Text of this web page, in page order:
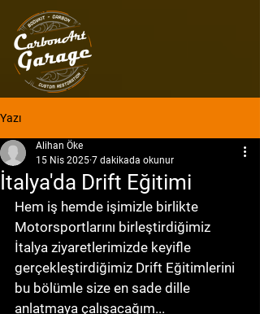
Yazı
İtalya'da Drift Eğitimi
Alihan Öke
15 Nis 2025 7 dakikada okunur
Hem iş hemde işimizle birlikte
Motorsportlarını birleştirdiğimiz
İtalya ziyaretlerimizde keyifle
gerçekleştirdiğimiz Drift Eğitimlerini
bu bölümle size en sade dille
anlatmaya çalışacağım...